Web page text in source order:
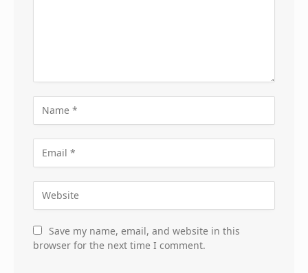
Save my name, email, and website in this
browser for the next time I comment.